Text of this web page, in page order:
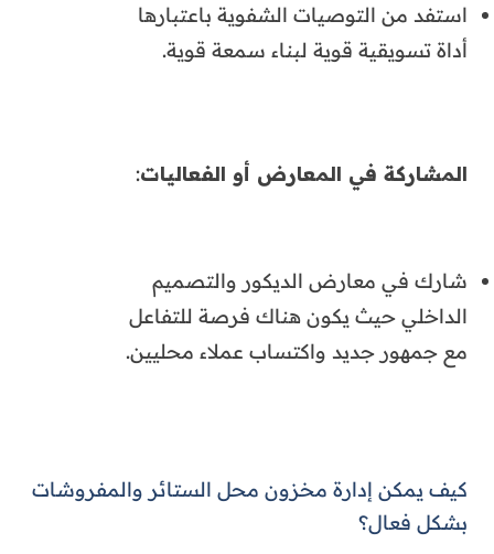
استفد من التوصيات الشفوية باعتبارها
أداة تسويقية قوية لبناء سمعة قوية.
المشاركة في المعارض أو الفعاليات:
شارك في معارض الديكور والتصميم
الداخلي حيث يكون هناك فرصة للتفاعل
مع جمهور جديد واكتساب عملاء محليين.
كيف يمكن إدارة مخزون محل الستائر والمفروشات
بشكل فعال؟